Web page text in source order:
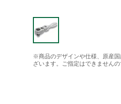
※商品のデザインや仕様、原産
ざいます。ご指定はできませんの